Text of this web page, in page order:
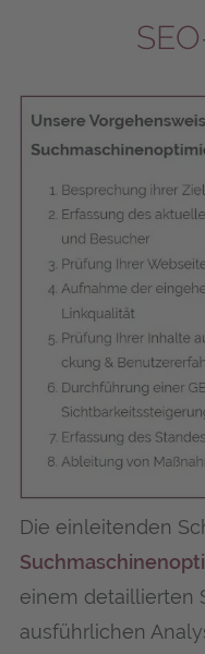
Die einleitenden
einem detaillierten
ausführlichen